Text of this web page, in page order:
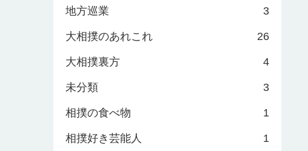
地方巡業 3
大相撲のあれこれ 26
大相撲裏方 4
未分類 3
相撲の食べ物 1
相撲好き芸能人 1